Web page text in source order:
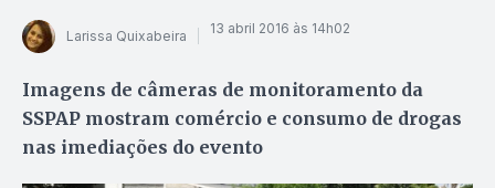
Larissa Quixabeira 13 abril 2016 às 14h02
Imagens de câmeras de monitoramento da
SSPAP mostram comércio e consumo de drogas
nas imediações do evento